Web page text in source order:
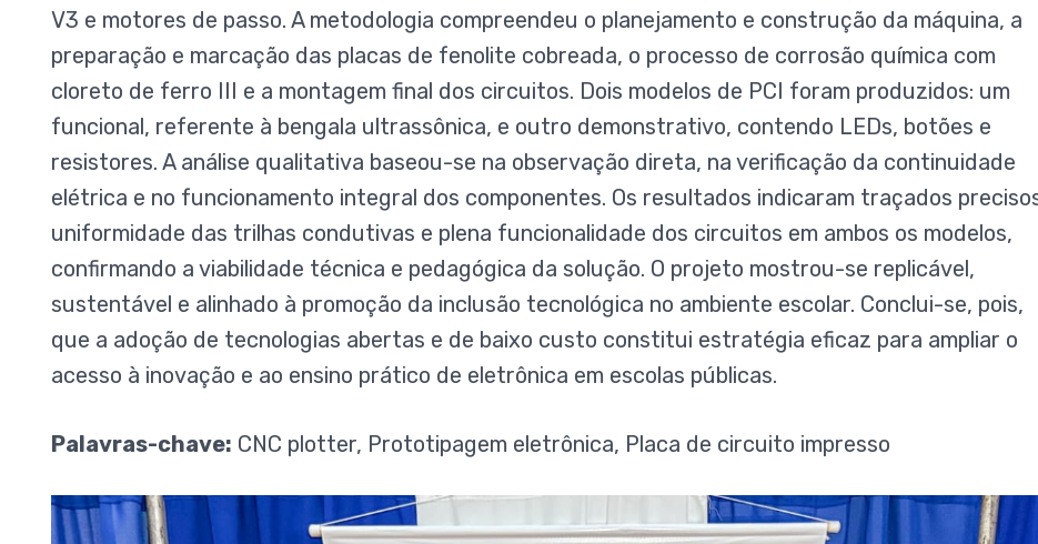
V3 e motores de passo. A metodologia compreendeu o planejamento e construção da máquina, a
preparação e marcação das placas de fenolite cobreada, o processo de corrosão química com
cloreto de ferro III e a montagem final dos circuitos. Dois modelos de PCI foram produzidos: um
funcional, referente à bengala ultrassônica, e outro demonstrativo, contendo LEDs, botões e
resistores. A análise qualitativa baseou-se na observação direta, na verificação da continuidade
elétrica e no funcionamento integral dos componentes. Os resultados indicaram traçados
uniformidade das trilhas condutivas e plena funcionalidade dos circuitos em ambos os modelos,
confirmando a viabilidade técnica e pedagógica da solução. O projeto mostrou-se replicável,
sustentável e alinhado à promoção da inclusão tecnológica no ambiente escolar. Conclui-se, pois,
que a adoção de tecnologias abertas e de baixo custo constitui estratégia eficaz para ampliar o
acesso à inovação e ao ensino prático de eletrônica em escolas públicas.
Palavras-chave: CNC plotter, Prototipagem eletrônica, Placa de circuito impresso